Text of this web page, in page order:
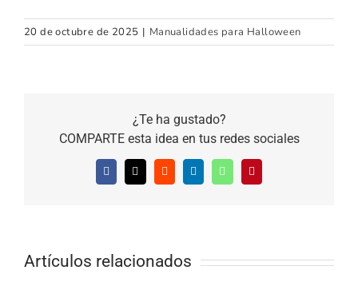
20 de octubre de 2025 | Manualidades para Halloween
¿Te ha gustado?
COMPARTE esta idea en tus redes sociales
Facebook
X RedditLinkedInWhatsAppPinterest
Artículos relacionados